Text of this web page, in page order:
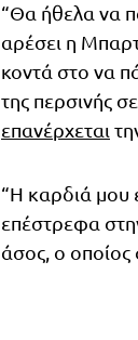
“Θα ήθελα να
αρέσει η
κοντά στο να
της περσινής
επανέρχεται
“Η καρδιά μου
επέστρεφα
άσος, ο οποίος